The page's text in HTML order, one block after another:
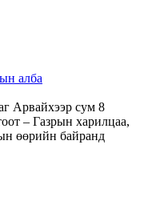
алба
Арвайхээр сум 8
– Газрын харилцаа,
өөрийн байранд